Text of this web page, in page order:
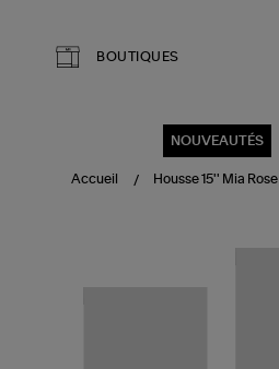
BOUTIQUES
NOUVEAUTÉS
Accueil Housse 15'' Mia Rose